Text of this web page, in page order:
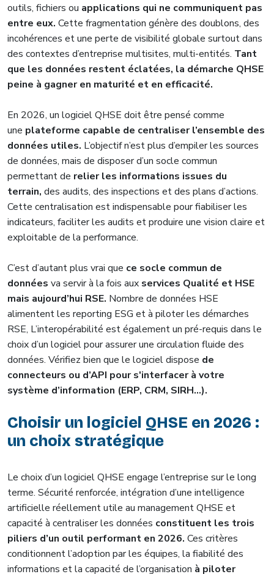
outils, fichiers ou applications qui ne communiquent pas
entre eux. Cette fragmentation génère des doublons, des
incohérences et une perte de visibilité globale surtout dans
des contextes d’entreprise multisites, multi-entités. Tant
que les données restent éclatées, la démarche QHSE
peine à gagner en maturité et en efficacité.
En 2026, un logiciel QHSE doit être pensé comme
une plateforme capable de centraliser l’ensemble des
données utiles. L’objectif n’est plus d’empiler les sources
de données, mais de disposer d’un socle commun
permettant de relier les informations issues du
terrain, des audits, des inspections et des plans d’actions.
Cette centralisation est indispensable pour fiabiliser les
indicateurs, faciliter les audits et produire une vision claire et
exploitable de la performance.
C’est d’autant plus vrai que ce socle commun de
données va servir à la fois aux services Qualité et HSE
mais aujourd’hui RSE. Nombre de données HSE
alimentent les reporting ESG et à piloter les démarches
RSE, L’interopérabilité est également un pré-requis dans le
choix d’un logiciel pour assurer une circulation fluide des
données. Vérifiez bien que le logiciel dispose de
connecteurs ou d’API pour s'interfacer à votre
système d’information (ERP, CRM, SIRH...).
Choisir un logiciel QHSE en 2026 :
un choix stratégique
Le choix d’un logiciel QHSE engage l’entreprise sur le long
terme. Sécurité renforcée, intégration d’une intelligence
artificielle réellement utile au management QHSE et
capacité à centraliser les données constituent les trois
piliers d’un outil performant en 2026. Ces critères
conditionnent l’adoption par les équipes, la fiabilité des
informations et la capacité de l’organisation à piloter